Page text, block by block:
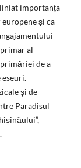
importanța
și ca
al
de a
eseuri.
și de
Paradisul